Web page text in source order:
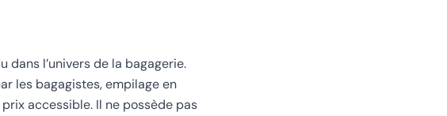
dans l’univers de la bagagerie.
les bagagistes, empilage en
accessible. Il ne possède pas